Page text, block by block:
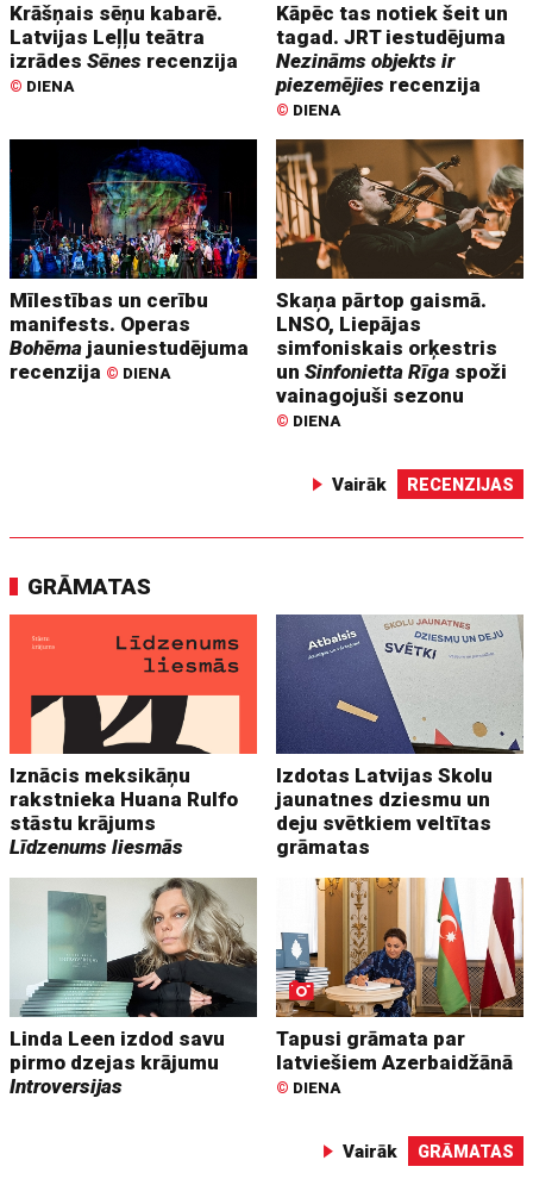
Krāšņais sēņu kabarē.
Latvijas Leļļu teātra
izrādesSēnes recenzija
© DIENA
Kāpēc tas notiek šeit un
tagad. JRT iestudējuma
Nezināms objekts ir
piezemējies recenzija
© DIENA
Mīlestības un cerību
manifests. Operas
Bohēma jauniestudējuma
recenzija © DIENA
Skaņa pārtop gaismā.
LNSO, Liepājas
simfoniskais orķestris
unSinfonietta Rīga spoži
vainagojuši sezonu
© DIENA
Vairāk RECENZIJAS
GRĀMATAS
Iznācis meksikāņu
rakstnieka Huana Rulfo
stāstu krājums
Līdzenums liesmās
Izdotas Latvijas Skolu
jaunatnes dziesmu un
deju svētkiem veltītas
grāmatas
Linda Leen izdod savu
pirmo dzejas krājumu
Introversijas
Tapusi grāmata par
latviešiem Azerbaidžānā
© DIENA
Vairāk GRĀMATAS